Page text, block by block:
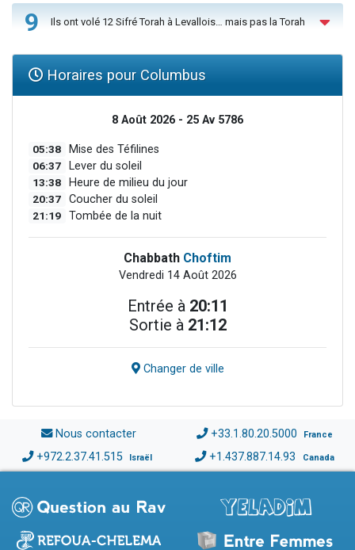
9 Ils ont volé 12 Sifré Torah à Levallois… mais pas la Torah
Horaires pour Columbus
8 Août 2026 - 25 Av 5786
05:38 Mise des Téfilines
06:37 Lever du soleil
13:38 Heure de milieu du jour
20:37 Coucher du soleil
21:19 Tombée de la nuit
Chabbath Choftim
Vendredi 14 Août 2026
Entrée à 20:11
Sortie à 21:12
Changer de ville
Nous contacter +33.1.80.20.5000 France
+972.2.37.41.515 Israël +1.437.887.14.93 Canada